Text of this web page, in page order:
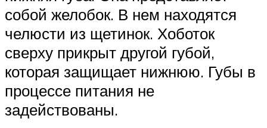
собой желобок. В нем находятся
челюсти из щетинок. Хоботок
сверху прикрыт другой губой,
которая защищает нижнюю. Губы в
процессе питания не
задействованы.